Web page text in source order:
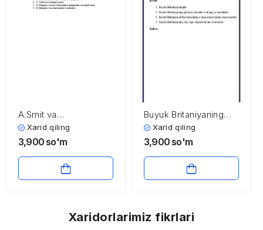
A.Smit va
D.Rikardolarning
iqtisodiy ta’limotlari
Xarid qiling
3,900 so'm
Buyuk Britaniyaning
ijtimoiy soha
iqtisodiyoti
Xarid qiling
3,900 so'm
Xaridorlarimiz fikrlari